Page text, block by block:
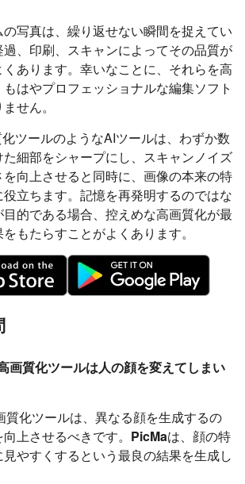
写真は、繰り返せない瞬間を捉えてい
過、印刷、スキャンによってその品質が
あります。幸いなことに、それらを高
はやプロフェッショナルな編集ソフト
せん。
ツールのようなAIツールは、わずか数
細部をシャープにし、スキャンノイズ
向上させると同時に、画像の本来の特
立ちます。記憶を再発明するのではな
目的である場合、控えめな高画質化が最
もたらすことがよくあります。
画質化ツールは人の顔を変えてしまい
質化ツールは、異なる顔を生成するの
上させるべきです。 PicMaは、顔の特
やすくするという最良の結果を生成し